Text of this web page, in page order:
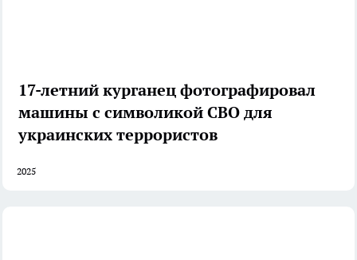
17-летний курганец фотографировал
машины с символикой СВО для
украинских террористов
2025